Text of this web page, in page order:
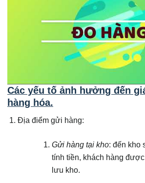
Các yếu tố ảnh hưởng đến
hàng hóa.
Địa điểm gửi hàng:
Gửi hàng tại kho: đến kho
tính tiền, khách hàng
lưu kho.